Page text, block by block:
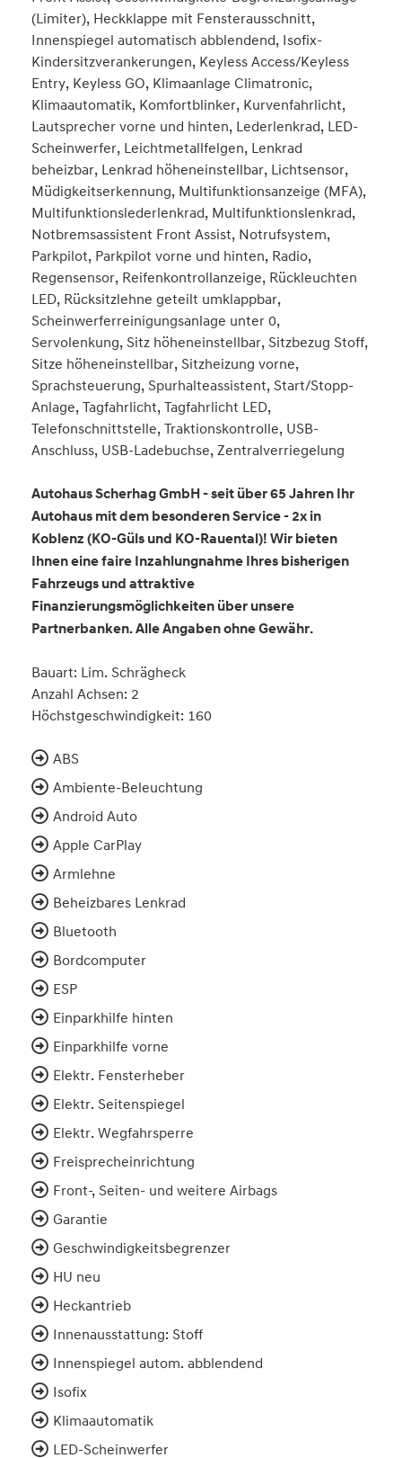
(Limiter), Heckklappe mit Fensterausschnitt,
Innenspiegel automatisch abblendend, Isofix-
Kindersitzverankerungen, Keyless Access/Keyless
Entry, Keyless GO, Klimaanlage Climatronic,
Klimaautomatik, Komfortblinker, Kurvenfahrlicht,
Lautsprecher vorne und hinten, Lederlenkrad, LED-
Scheinwerfer, Leichtmetallfelgen, Lenkrad
beheizbar, Lenkrad höheneinstellbar, Lichtsensor,
Müdigkeitserkennung, Multifunktionsanzeige (MFA),
Multifunktionslederlenkrad, Multifunktionslenkrad,
Notbremsassistent Front Assist, Notrufsystem,
Parkpilot, Parkpilot vorne und hinten, Radio,
Regensensor, Reifenkontrollanzeige, Rückleuchten
LED, Rücksitzlehne geteilt umklappbar,
Scheinwerferreinigungsanlage unter 0,
Servolenkung, Sitz höheneinstellbar, Sitzbezug Stoff,
Sitze höheneinstellbar, Sitzheizung vorne,
Sprachsteuerung, Spurhalteassistent, Start/Stopp-
Anlage, Tagfahrlicht, Tagfahrlicht LED,
Telefonschnittstelle, Traktionskontrolle, USB-
Anschluss, USB-Ladebuchse, Zentralverriegelung
Autohaus Scherhag GmbH - seit über 65 Jahren Ihr
Autohaus mit dem besonderen Service - 2x in
Koblenz (KO-Güls und KO-Rauental)! Wir bieten
Ihnen eine faire Inzahlungnahme Ihres bisherigen
Fahrzeugs und attraktive
Finanzierungsmöglichkeiten über unsere
Partnerbanken. Alle Angaben ohne Gewähr.
Bauart: Lim. Schrägheck
Anzahl Achsen: 2
Höchstgeschwindigkeit: 160
ABS
Ambiente-Beleuchtung
Android Auto
Apple CarPlay
Armlehne
Beheizbares Lenkrad
Bluetooth
Bordcomputer
ESP
Einparkhilfe hinten
Einparkhilfe vorne
Elektr. Fensterheber
Elektr. Seitenspiegel
Elektr. Wegfahrsperre
Freisprecheinrichtung
Front-, Seiten- und weitere Airbags
Garantie
Geschwindigkeitsbegrenzer
HU neu
Heckantrieb
Innenausstattung: Stoff
Innenspiegel autom. abblendend
Isofix
Klimaautomatik
LED-Scheinwerfer